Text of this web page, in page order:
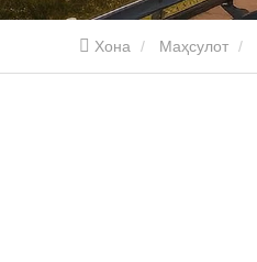
Хона Маҳсулот